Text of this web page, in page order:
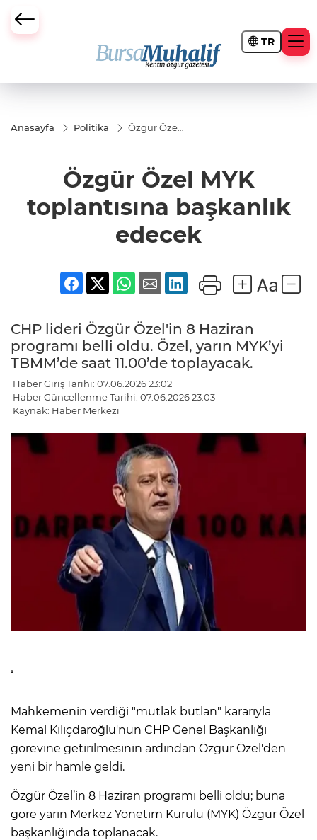
TR
Büyükşehir Darbesi
Anasayfa Politika
Özgür Özel
edecek
Özgür Özel MYK
toplantısına başkanlık
edecek
CHP lideri Özgür Özel'in 8 Haziran
programı belli oldu. Özel, yarın MYK’yi
TBMM’de saat 11.00’de toplayacak.
Haber Giriş Tarihi: 07.06.2026 23:02
Haber Güncellenme Tarihi: 07.06.2026 23:03
Kaynak: Haber Merkezi
Mahkemenin verdiği "mutlak butlan" kararıyla
Kemal Kılıçdaroğlu'nun CHP Genel Başkanlığı
görevine getirilmesinin ardından Özgür Özel'den
yeni bir hamle geldi.
Özgür Özel’in 8 Haziran programı belli oldu; buna
göre yarın Merkez Yönetim Kurulu (MYK) Özgür Özel
başkanlığında toplanacak.